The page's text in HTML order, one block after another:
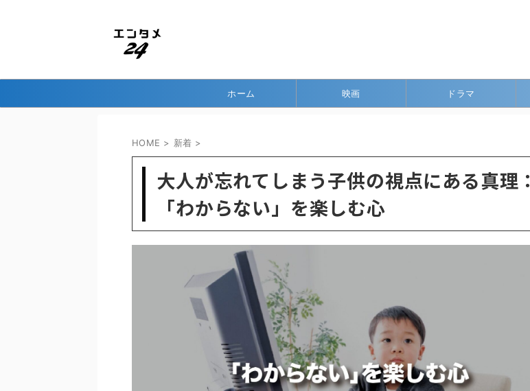
ホーム 映画 ドラマ
HOME > 新着 >
大人が忘れてしまう子供の視点にある真理：
「わからない」を楽しむ心